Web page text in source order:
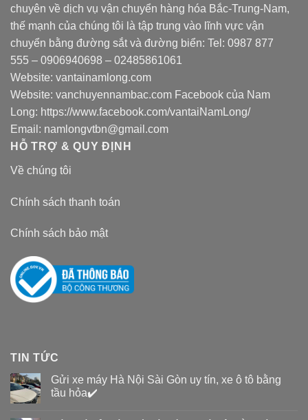
chuyên về dịch vụ vận chuyển hàng hóa Bắc-Trung-Nam,
thế mạnh của chúng tôi là tập trung vào lĩnh vực vận
chuyển bằng đường sắt và đường biển: Tel: 0987 877
555 – 0906940698 – 02485861061
Website: vantainamlong.com
Website: vanchuyennambac.com Facebook của Nam
Long: https://www.facebook.com/vantaiNamLong/
Email: namlongvtbn@gmail.com
HỖ TRỢ & QUY ĐỊNH
Về chúng tôi
Chính sách thanh toán
Chính sách bảo mật
TIN TỨC
Gửi xe máy Hà Nội Sài Gòn uy tín, xe ô tô bằng
tầu hỏa✔️